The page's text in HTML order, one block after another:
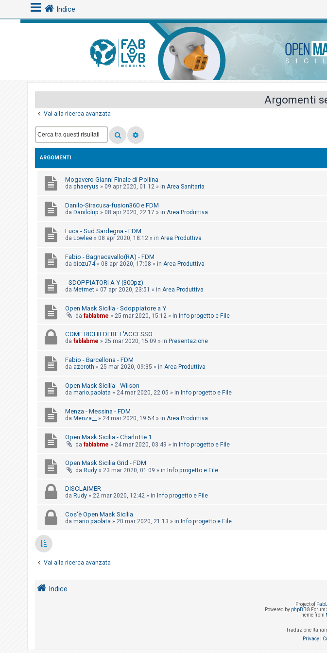
Indice
Argomenti
Vai alla ricerca avanzata
ARGOMENTI
Mogavero Gianni Finale di Pollina
da phaeryus » 09 apr 2020, 01:12 » in Area Sanitaria
Danilo-Siracusa-fusion360 e FDM
da Danilolup » 08 apr 2020, 22:17 » in Area Produttiva
Luca - Sud Sardegna - FDM
da Lowlee » 08 apr 2020, 18:12 » in Area Produttiva
Fabio - Bagnacavallo(RA) - FDM
da biozu74» 08 apr 2020, 17:08 » in Area Produttiva
- SDOPPIATORI A Y (300pz)
da Metmet » 07 apr 2020, 23:51 » in Area Produttiva
Open Mask Sicilia - Sdoppiatore a Y
da fablabme » 25 mar 2020, 15:12 » in Info progetto e File
COME RICHIEDERE L'ACCESSO
da fablabme » 25 mar 2020, 15:09 » in Presentazione
Fabio - Barcellona - FDM
da azeroth » 25 mar 2020, 09:35 » in Area Produttiva
Open Mask Sicilia - Wilson
da mario.paolata » 24 mar 2020, 22:05 » in Info progetto e File
Menza - Messina - FDM
da Menza__ » 24 mar 2020, 19:54» in Area Produttiva
Open Mask Sicilia - Charlotte 1
da fablabme » 24 mar 2020, 03:49 » in Info progetto e File
Open Mask Sicilia Grid - FDM
da Rudy » 23 mar 2020, 01:09 » in Info progetto e File
DISCLAIMER
da Rudy » 22 mar 2020, 12:42 » in Info progetto e File
Cos'è Open Mask Sicilia
da mario.paolata » 20 mar 2020, 21:13 » in Info progetto e File
Vai alla ricerca avanzata
Indice
Project of
Powered by phpBB® Forum
Theme from
Traduzione
Privacy|